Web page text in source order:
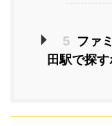
5 ファ
田駅で探